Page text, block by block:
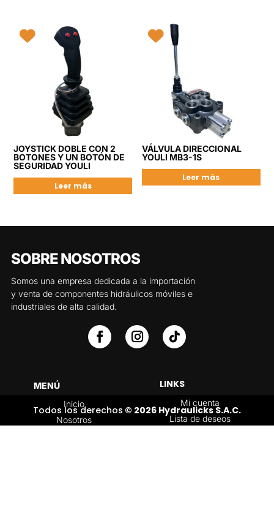
JOYSTICK DOBLE CON 2
BOTONES Y UN BOTÓN DE
SEGURIDAD YOULI
Leer más
VÁLVULA DIRECCIONAL
YOULI MB3-1S
Leer más
SOBRE NOSOTROS
Somos una empresa dedicada a la importación
y venta de componentes hidráulicos móviles e
industriales de alta calidad.
MENÚ
Inicio
Nosotros
LINKS
Mi cuenta
Lista de deseos
Todos los derechos © 2026 Hydraulicks S.A.C.